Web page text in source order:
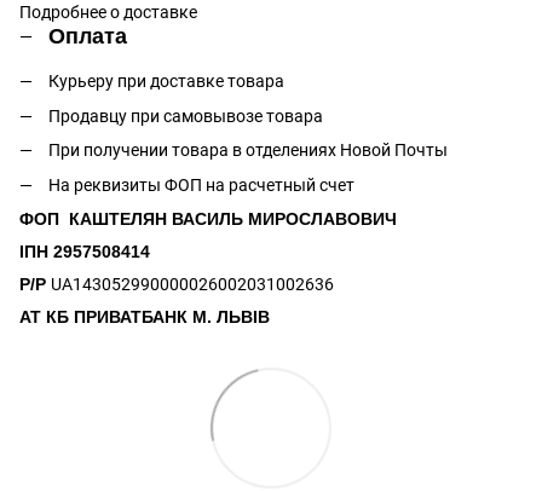
Подробнее о доставке
Оплата
Курьеру при доставке товара
Продавцу при самовывозе товара
При получении товара в отделениях Новой Почты
На реквизиты ФОП на расчетный счет
ФОП КАШТЕЛЯН ВАСИЛЬ МИРОСЛАВОВИЧ
ІПН 2957508414
Р/Р UA143052990000026002031002636
АТ КБ ПРИВАТБАНК М. ЛЬВІВ